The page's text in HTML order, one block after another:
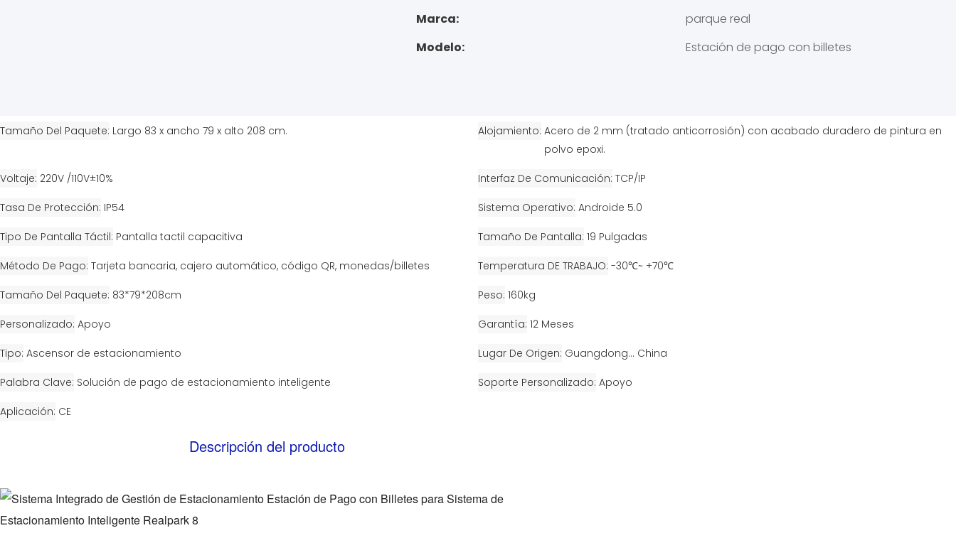
Marca:
parque real
Modelo:
Estación de pago con billetes
Tamaño Del Paquete Largo 83 x ancho 79 x alto 208 cm. Alojamiento Acero de 2 mm (tratado anticorrosión) con acabado duradero de pintura en
polvo epoxi.
Voltaje 220V /110V±10% Interfaz De Comunicación TCP/IP
Tasa De Protección IP54 Sistema Operativo Androide 5.0
Tipo De Pantalla Táctil Pantalla tactil capacitiva Tamaño De Pantalla 19 Pulgadas
Método De Pago Tarjeta bancaria, cajero automático, código QR, monedas/billetes Temperatura DE TRABAJO -30℃~ +70℃
Tamaño Del Paquete 83*79*208cm Peso 160kg
Personalizado Apoyo Garantía 12 Meses
Tipo Ascensor de estacionamiento Lugar De Origen Guangdong... China
Palabra Clave Solución de pago de estacionamiento inteligente Soporte Personalizado Apoyo
Aplicación CE
Descripción del producto